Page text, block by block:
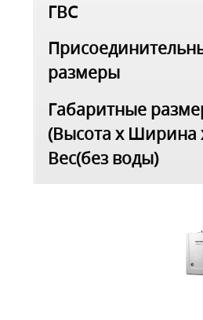
ГВС
размеры
Габаритные
(Высота x Ширина
Вес(без воды)